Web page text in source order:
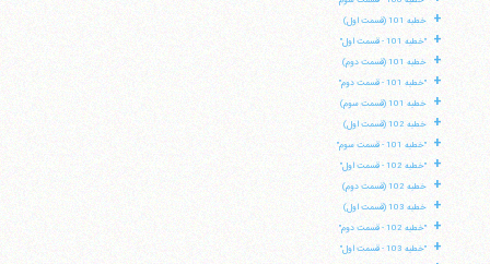
+ خطبه 101 (قسمت اول)
+ "خطبه 101 - قسمت اول"
+ خطبه 101 (قسمت دوم)
+ "خطبه 101 - قسمت دوم"
+ خطبه 101 (قسمت سوم)
+ خطبه 102 (قسمت اول)
+ "خطبه 101 - قسمت سوم"
+ "خطبه 102 - قسمت اول"
+ خطبه 102 (قسمت دوم)
+ خطبه 103 (قسمت اول)
+ "خطبه 102 - قسمت دوم"
+ "خطبه 103 - قسمت اول"